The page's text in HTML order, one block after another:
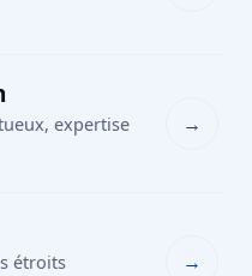
expertise
→
étroits
→